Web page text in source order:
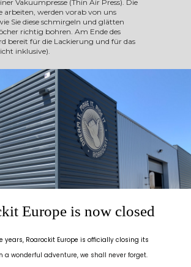
Vakuumpresse (Thin Air Press). Die
arbeiten, werden vorab von uns
Sie diese schmirgeln und glätten
richtig bohren. Am Ende des
bereit für die Lackierung und für das
inklusive).
sind möglich
Drop-Down-Menü):
und Auftragen der Veredelung
Wahl (Board wird vorab von uns
Europe is now closed
years, Roarockit Europe is officially closing its
a wonderful adventure, we shall never forget.